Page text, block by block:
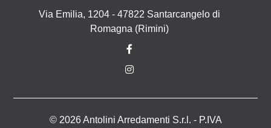
Via Emilia, 1204 - 47822 Santarcangelo di
Romagna (Rimini)
© 2026 Antolini Arredamenti S.r.l. - P.IVA